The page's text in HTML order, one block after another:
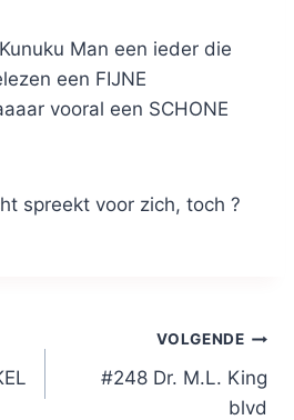
Man een ieder die
een FIJNE
vooral een SCHONE
spreekt voor zich, toch ?
VOLGENDE
#248 Dr. M.L. King
blvd